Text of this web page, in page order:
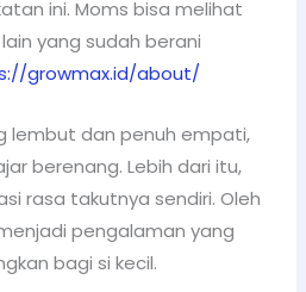
ini. Moms bisa melihat
yang sudah berani
growmax.id/about/
lembut dan penuh empati,
berenang. Lebih dari itu,
rasa takutnya sendiri. Oleh
pengalaman yang
bagi si kecil.